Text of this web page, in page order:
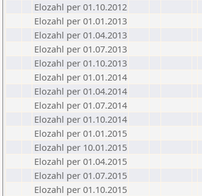
Elozahl per 01.10.2012
Elozahl per 01.01.2013
Elozahl per 01.04.2013
Elozahl per 01.07.2013
Elozahl per 01.10.2013
Elozahl per 01.01.2014
Elozahl per 01.04.2014
Elozahl per 01.07.2014
Elozahl per 01.10.2014
Elozahl per 01.01.2015
Elozahl per 10.01.2015
Elozahl per 01.04.2015
Elozahl per 01.07.2015
Elozahl per 01.10.2015